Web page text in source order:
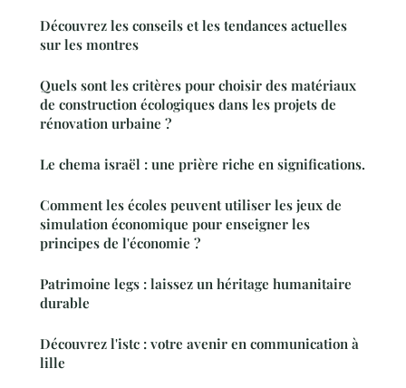
Découvrez les conseils et les tendances actuelles
sur les montres
Quels sont les critères pour choisir des matériaux
de construction écologiques dans les projets de
rénovation urbaine ?
Le chema israël : une prière riche en significations.
Comment les écoles peuvent utiliser les jeux de
simulation économique pour enseigner les
principes de l'économie ?
Patrimoine legs : laissez un héritage humanitaire
durable
Découvrez l'istc : votre avenir en communication à
lille